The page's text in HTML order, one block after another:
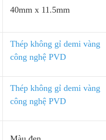
40mm x 11.5mm
Thép không gỉ demi vàng
công nghệ PVD
Thép không gỉ demi vàng
công nghệ PVD